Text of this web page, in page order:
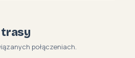
trasy
połączeniach.